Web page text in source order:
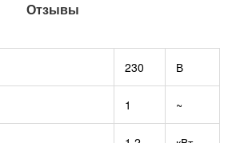
Отзывы
230 В
1 ~